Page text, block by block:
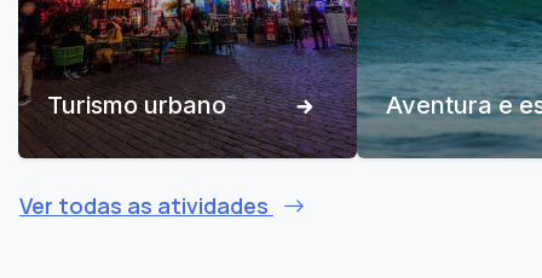
Turismo urbano Aventura e
Ver todas as atividades